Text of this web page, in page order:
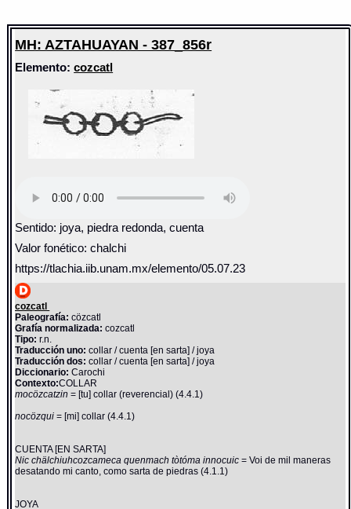
MH: AZTAHUAYAN - 387_856r
Elemento:cozcatl
Sentido: joya, piedra redonda, cuenta
Valor fonético: chalchi
https://tlachia.iib.unam.mx/elemento/05.07.23
cozcatl
Paleografía: cözcatl
Grafía normalizada: cozcatl
Tipo: r.n.
Traducción uno: collar / cuenta [en sarta] / joya
Traducción dos: collar / cuenta [en sarta] / joya
Diccionario:Carochi
Contexto:COLLAR
mocözcatzin= [tu] collar (reverencial) (4.4.1)
nocözqui= [mi] collar (4.4.1)
CUENTA [EN SARTA]
Nic chälchiuhcozcameca quenmach tòtóma innocuic= Voi de mil maneras
desatando mi canto, como sarta de piedras (4.1.1)
JOYA